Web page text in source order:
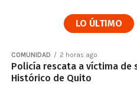
LO ÚLTIMO
COMUNIDAD 2 horas ago
Policía rescata a víctima de
Histórico de Quito